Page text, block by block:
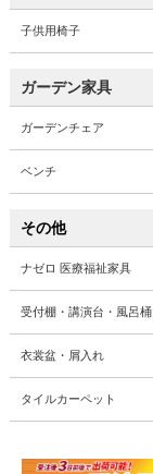
子供用椅子
ガーデン家具
ガーデンチェア
ベンチ
その他
ナゼロ 医療福祉家具
受付棚・講演台・風呂桶
衣裳盆・屑入れ
タイルカーペット